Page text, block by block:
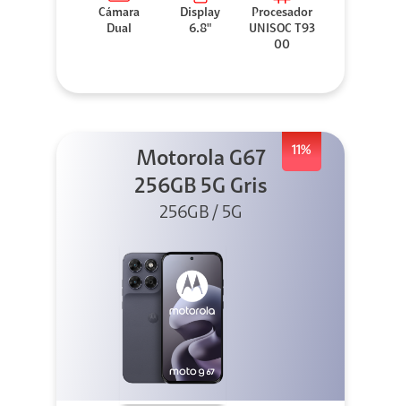
Cámara
Dual
Display
6.8"
Procesador
UNISOC T93
00
11%
Motorola G67
256GB 5G Gris
256GB / 5G